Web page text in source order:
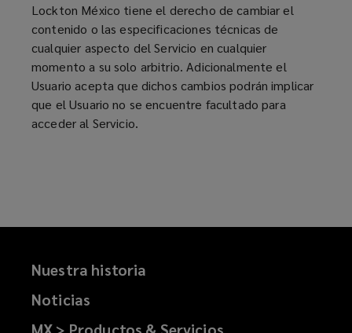
Lockton México tiene el derecho de cambiar el
contenido o las especificaciones técnicas de
cualquier aspecto del Servicio en cualquier
momento a su solo arbitrio. Adicionalmente el
Usuario acepta que dichos cambios podrán implicar
que el Usuario no se encuentre facultado para
acceder al Servicio.
Nuestra historia
Noticias
MX > Productos & Servicios